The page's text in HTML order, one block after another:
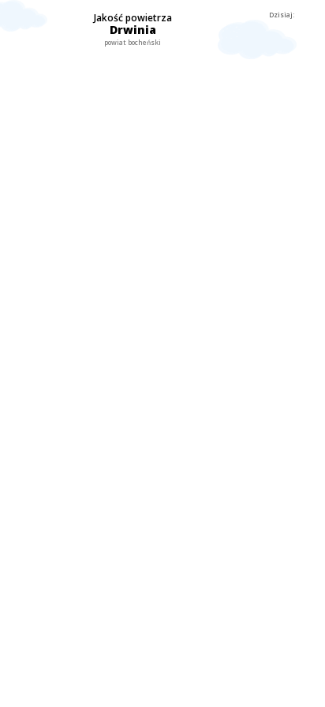
Jakość powietrza
Drwinia
powiat bocheński
Dzisiaj: